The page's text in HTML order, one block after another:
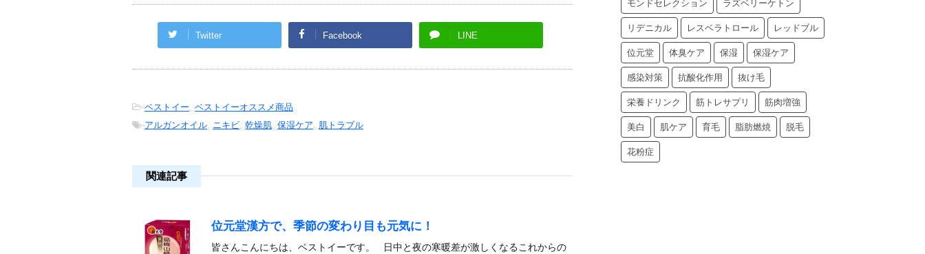
Twitter Facebook LINE
-ベストイー, ベストイーオススメ商品
-アルガンオイル, ニキビ, 乾燥肌, 保湿ケア, 肌トラブル
関連記事
位元堂漢方で、季節の変わり目も元気に！
皆さんこんにちは、ベストイーです。 日中と夜の寒暖差が激しくなるこれからの
モンドセレクション ラズベリーケトン
リデニカル レスベラトロール レッドブル
位元堂 体臭ケア 保湿 保湿ケア
感染対策 抗酸化作用 抜け毛
栄養ドリンク 筋トレサプリ 筋肉増強
美白 肌ケア 育毛 脂肪燃焼 脱毛
花粉症